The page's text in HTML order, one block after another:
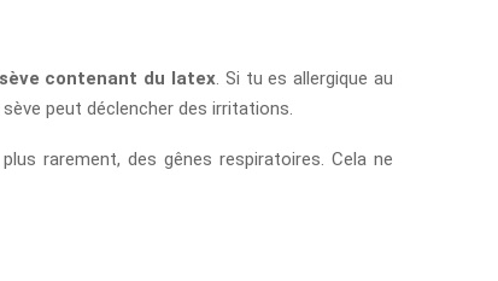
sève contenant du latex . Si tu es allergique au
peut déclencher des irritations.
rarement, des gênes respiratoires. Cela ne